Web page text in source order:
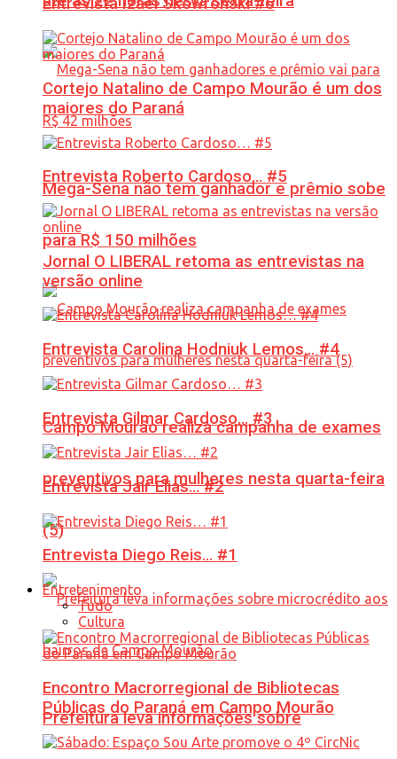
Mega-Sena não tem ganhador e prêmio sobe
para R$ 150 milhões
Campo Mourão realiza campanha de exames
preventivos para mulheres nesta quarta-feira
(5)
Prefeitura leva informações sobre
Cortejo Natalino de Campo Mourão é um dos
maiores do Paraná
Entrevista Roberto Cardoso… #5
Jornal O LIBERAL retoma as entrevistas na
versão online
Entrevista Carolina Hodniuk Lemos… #4
Entrevista Gilmar Cardoso… #3
Entrevista Jair Elias… #2
Entrevista Diego Reis… #1
Entretenimento
Tudo
Cultura
Encontro Macrorregional de Bibliotecas
Públicas do Paraná em Campo Mourão